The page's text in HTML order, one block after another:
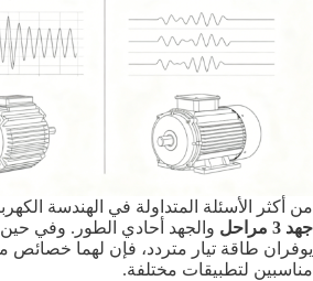
من أكثر الأسئلة المتداولة في الهندسة
جهد 3 مراحل
والجهد أحادي الطور. وفي حين
يوفران طاقة تيار متردد، فإن لهما خصائص
مناسبين لتطبيقات مختلفة.